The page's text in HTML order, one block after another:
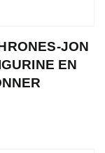
JON
EN